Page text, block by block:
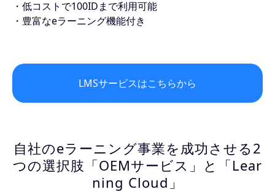
・低コストで100IDまで利用可能
・豊富なeラーニング機能付き
LMSサービスはこちらから
自社のeラーニング事業を成功させる2
つの選択肢「OEMサービス」と「Lear
ning Cloud」